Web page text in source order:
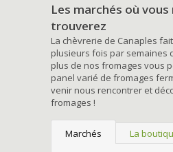
Les marchés où vous
trouverez
La chèvrerie de Canaples
plusieurs fois par semaines
plus de nos fromages vous
panel varié de fromages
venir nous rencontrer et
fromages !
Marchés La